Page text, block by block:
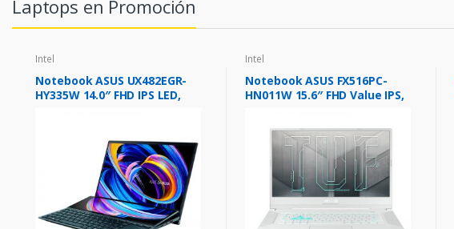
Laptops en Promoción
Intel
Notebook ASUS UX482EGR-
HY335W 14.0″ FHD IPS LED,
Intel
Notebook ASUS FX516PC-
HN011W 15.6″ FHD Value IPS,